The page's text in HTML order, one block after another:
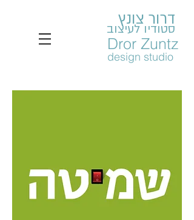
דרור צונץ
סטודיו לעיצוב
Dror Zuntz
design studio